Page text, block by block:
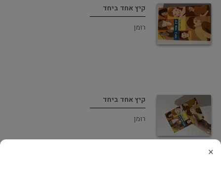
קיץ אחד ביחד
רומן
קיץ אחד ביחד
רומן
×